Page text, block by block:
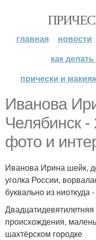
главная новости
как
прически и
Иванова
Челябинск
фото и
Иванова Ирина шейк,
уголка России,
буквально из ниоткуда
происхождения,
шахтёрском городке